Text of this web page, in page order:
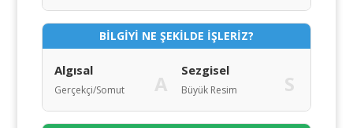
BİLGİYİ NE ŞEKİLDE İŞLERİZ?
Algısal
Gerçekçi/Somut A
Sezgisel
Büyük Resim S